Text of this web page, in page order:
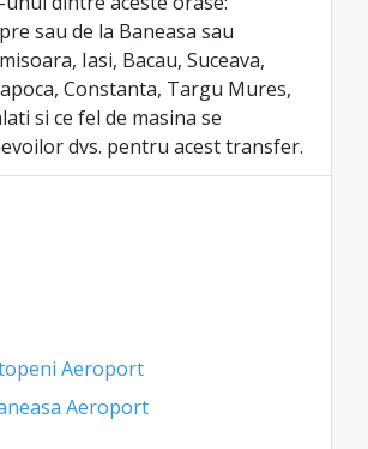
sau de la Baneasa sau
Iasi, Bacau, Suceava,
Constanta, Targu Mures,
si ce fel de masina se
dvs. pentru acest transfer.
Aeroport
Aeroport